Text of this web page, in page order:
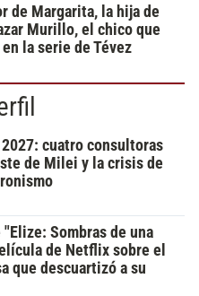
de Margarita, la hija de
Murillo, el chico que
la serie de Tévez
cuatro consultoras
de Milei y la crisis de
Sombras de una
de Netflix sobre el
que descuartizó a su